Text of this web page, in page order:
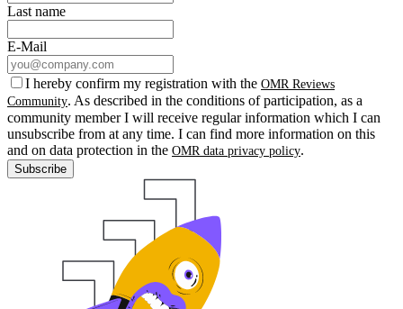
Last name
E-Mail
I hereby confirm my registration with the OMR Reviews
Community. As described in the conditions of participation, as a
community member I will receive regular information which I can
unsubscribe from at any time. I can find more information on this
and on data protection in the OMR data privacy policy.
Subscribe